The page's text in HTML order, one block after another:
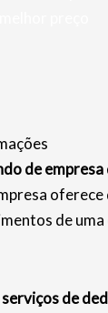
de
de
de